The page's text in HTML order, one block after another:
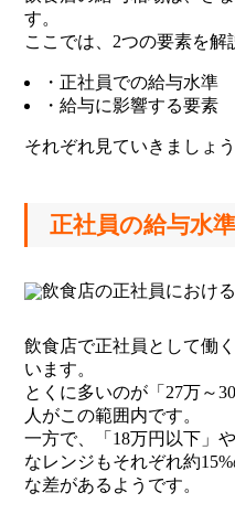
す。
ここでは、2つの要素を解
・正社員での給与水準
・給与に影響する要素
それぞれ見ていきましょう
正社員の給与水準
飲食店で正社員として働
います。
とくに多いのが「27万～
人がこの範囲内です。
一方で、「18万円以下」
なレンジもそれぞれ約
な差があるようです。